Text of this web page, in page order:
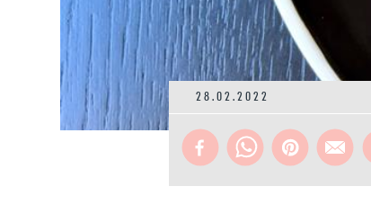
28.02.2022